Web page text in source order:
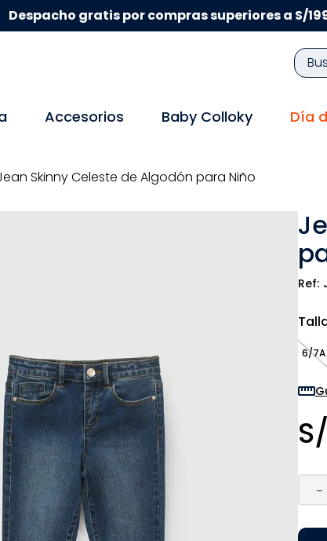
Despacho gratis por compras superiores a S/
Accesorios Baby Colloky Día
Skinny Celeste de Algodón para Niño
6/7A
S/
－
TÉRMINOS MÁS BUSCADOS
9.
niño
10. sandalias niño